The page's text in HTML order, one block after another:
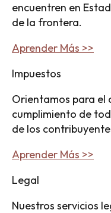
encuentren en
de la frontera.
Aprender Más >>
Impuestos
Orientamos para el
cumplimiento de
de los
Aprender Más >>
Legal
Nuestros servicios